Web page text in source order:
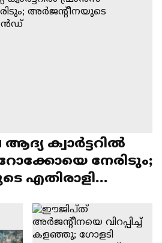
ക്വാർട്ടറിൽ
നേരിടും;
എതിരാളി